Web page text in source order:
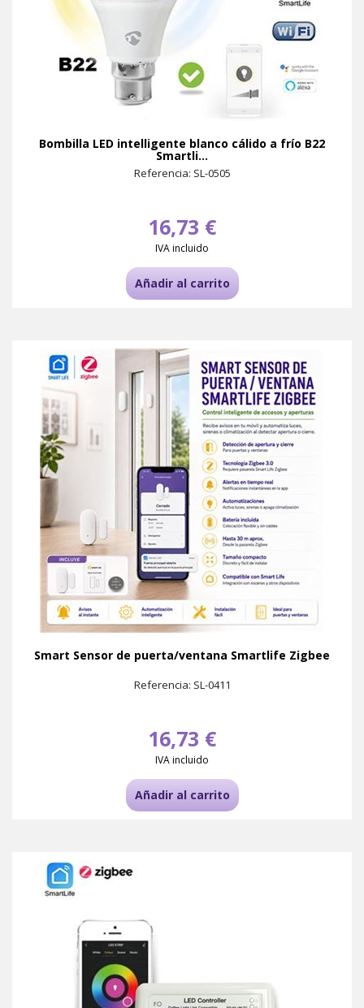
Bombilla LED intelligente blanco cálido a frío B22
Smartli...
Referencia: SL-0505
16,73 €
IVA incluido
Añadir al carrito
Smart Sensor de puerta/ventana Smartlife Zigbee
Referencia: SL-0411
16,73 €
IVA incluido
Añadir al carrito